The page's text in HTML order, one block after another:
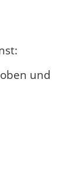
:
und